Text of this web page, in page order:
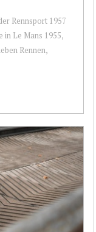
Rennsport 1957
in Le Mans 1955,
Rennen,